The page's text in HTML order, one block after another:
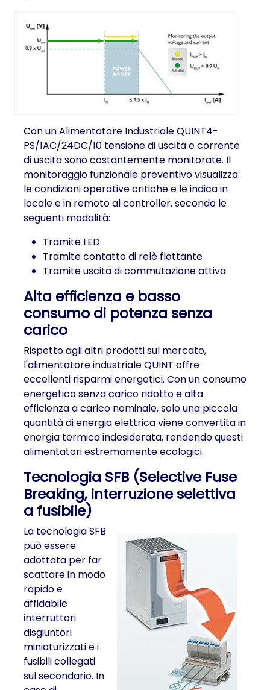
Con un Alimentatore Industriale QUINT4-
PS/1AC/24DC/10 tensione di uscita e corrente
di uscita sono costantemente monitorate. Il
monitoraggio funzionale preventivo visualizza
le condizioni operative critiche e le indica in
locale e in remoto al controller, secondo le
seguenti modalità:
Tramite LED
Tramite contatto di relè flottante
Tramite uscita di commutazione attiva
Alta efficienza e basso
consumo di potenza senza
carico
Rispetto agli altri prodotti sul mercato,
l'alimentatore industriale QUINT offre
eccellenti risparmi energetici. Con un consumo
energetico senza carico ridotto e alta
efficienza a carico nominale, solo una piccola
quantità di energia elettrica viene convertita in
energia termica indesiderata, rendendo questi
alimentatori estremamente ecologici.
Tecnologia SFB (Selective Fuse
Breaking, interruzione selettiva
a fusibile)
La tecnologia SFB
può essere
adottata per far
scattare in modo
rapido e
affidabile
interruttori
disgiuntori
miniaturizzati e i
fusibili collegati
sul secondario. In